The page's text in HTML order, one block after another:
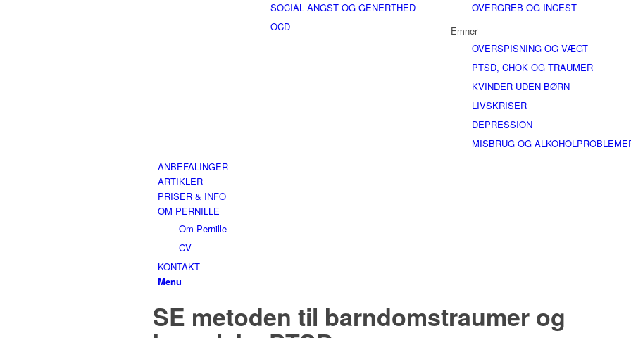
SOCIAL ANGST OG GENERTHED
OCD
OVERGREB OG INCEST
Emner
OVERSPISNING OG VÆGT
PTSD, CHOK OG TRAUMER
KVINDER UDEN BØRN
LIVSKRISER
DEPRESSION
MISBRUG OG
ANBEFALINGER
ARTIKLER
PRISER & INFO
OM PERNILLE
Om Pernille
CV
KONTAKT
Menu
SE metoden til barndomstraumer og